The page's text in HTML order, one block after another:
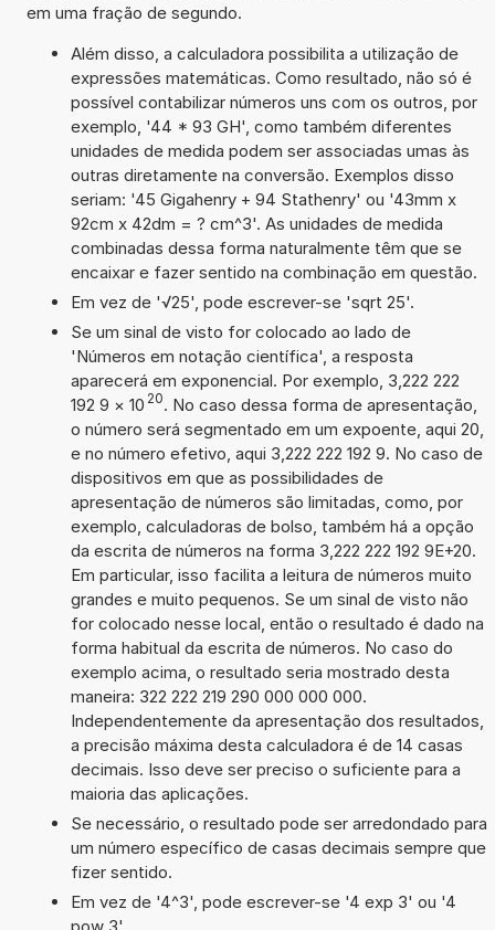
em uma fração de segundo.
Além disso, a calculadora possibilita a utilização de
expressões matemáticas. Como resultado, não só é
possível contabilizar números uns com os outros, por
exemplo, '44 * 93 GH', como também diferentes
unidades de medida podem ser associadas umas às
outras diretamente na conversão. Exemplos disso
seriam: '45 Gigahenry + 94 Stathenry' ou '43mm x
92cm x 42dm = ? cm^3'. As unidades de medida
combinadas dessa forma naturalmente têm que se
encaixar e fazer sentido na combinação em questão.
Em vez de '√25', pode escrever-se 'sqrt 25'.
Se um sinal de visto for colocado ao lado de
'Números em notação científica', a resposta
aparecerá em exponencial. Por exemplo, 3,222 222
192 9 × 10 20. No caso dessa forma de apresentação,
o número será segmentado em um expoente, aqui 20,
e no número efetivo, aqui 3,222 222 192 9. No caso de
dispositivos em que as possibilidades de
apresentação de números são limitadas, como, por
exemplo, calculadoras de bolso, também há a opção
da escrita de números na forma 3,222 222 192 9E+20.
Em particular, isso facilita a leitura de números muito
grandes e muito pequenos. Se um sinal de visto não
for colocado nesse local, então o resultado é dado na
forma habitual da escrita de números. No caso do
exemplo acima, o resultado seria mostrado desta
maneira: 322 222 219 290 000 000 000.
Independentemente da apresentação dos resultados,
a precisão máxima desta calculadora é de 14 casas
decimais. Isso deve ser preciso o suficiente para a
maioria das aplicações.
Se necessário, o resultado pode ser arredondado para
um número específico de casas decimais sempre que
fizer sentido.
Em vez de '4^3', pode escrever-se '4 exp 3' ou '4
pow 3'.